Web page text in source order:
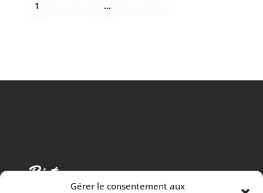
Gérer le consentement aux
1 …